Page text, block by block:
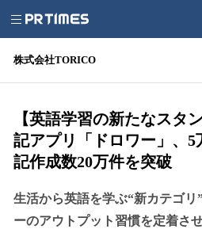
株式会社TORICO
【英語学習の新たなスタ
記アプリ「ドロワー」、5
記作成数20万件を突破
生活から英語を学ぶ“新カテゴ
ーのアウトプット習慣を定着さ